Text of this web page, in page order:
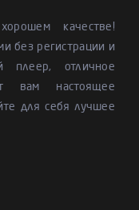
качестве!
без регистрации и
плеер, отличное
вам настоящее
для себя лучшее